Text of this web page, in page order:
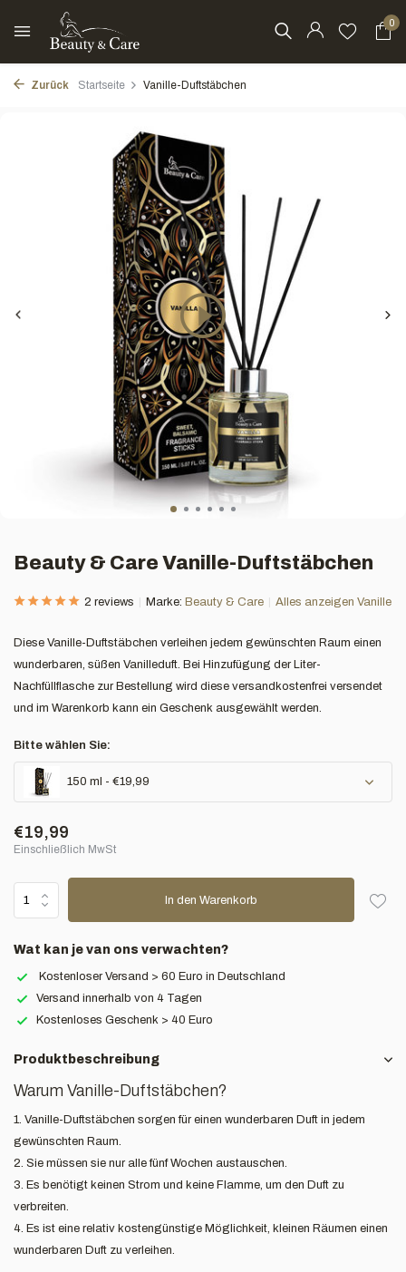
0
Zurück Startseite Vanille-Duftstäbchen
Beauty & Care Vanille-Duftstäbchen
2 reviews Marke: Beauty & Care Alles anzeigen Vanille
Diese Vanille-Duftstäbchen verleihen jedem gewünschten Raum einen
wunderbaren, süßen Vanilleduft. Bei Hinzufügung der Liter-
Nachfüllflasche zur Bestellung wird diese versandkostenfrei versendet
und im Warenkorb kann ein Geschenk ausgewählt werden.
Bitte wählen Sie:
150 ml - €19,99
€19,99
Einschließlich MwSt
In den Warenkorb
Wat kan je van ons verwachten?
Kostenloser Versand > 60 Euro in Deutschland
Versand innerhalb von 4 Tagen
Kostenloses Geschenk > 40 Euro
Produktbeschreibung
Warum Vanille-Duftstäbchen?
1. Vanille-Duftstäbchen sorgen für einen wunderbaren Duft in jedem
gewünschten Raum.
2. Sie müssen sie nur alle fünf Wochen austauschen.
3. Es benötigt keinen Strom und keine Flamme, um den Duft zu
verbreiten.
4. Es ist eine relativ kostengünstige Möglichkeit, kleinen Räumen einen
wunderbaren Duft zu verleihen.